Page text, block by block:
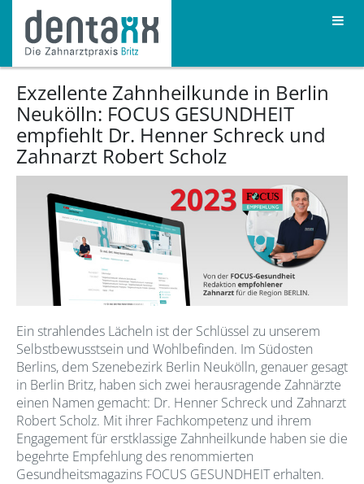
Exzellente Zahnheilkunde in Berlin
Neukölln: FOCUS GESUNDHEIT
empfiehlt Dr. Henner Schreck und
Zahnarzt Robert Scholz
Ein strahlendes Lächeln ist der Schlüssel zu unserem
Selbstbewusstsein und Wohlbefinden. Im Südosten
Berlins, dem Szenebezirk Berlin Neukölln, genauer gesagt
in Berlin Britz, haben sich zwei herausragende Zahnärzte
einen Namen gemacht: Dr. Henner Schreck und Zahnarzt
Robert Scholz. Mit ihrer Fachkompetenz und ihrem
Engagement für erstklassige Zahnheilkunde haben sie die
begehrte Empfehlung des renommierten
Gesundheitsmagazins FOCUS GESUNDHEIT erhalten.